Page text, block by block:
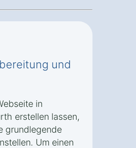
und
in
erstellen lassen,
grundlegende
Um einen